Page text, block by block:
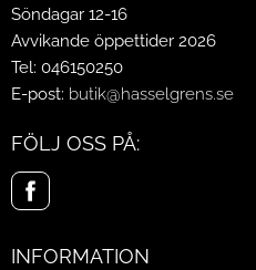
Söndagar 12-16
Avvikande öppettider 2026
Tel: 046150250
E-post: butik@hasselgrens.se
FÖLJ OSS PÅ:
INFORMATION